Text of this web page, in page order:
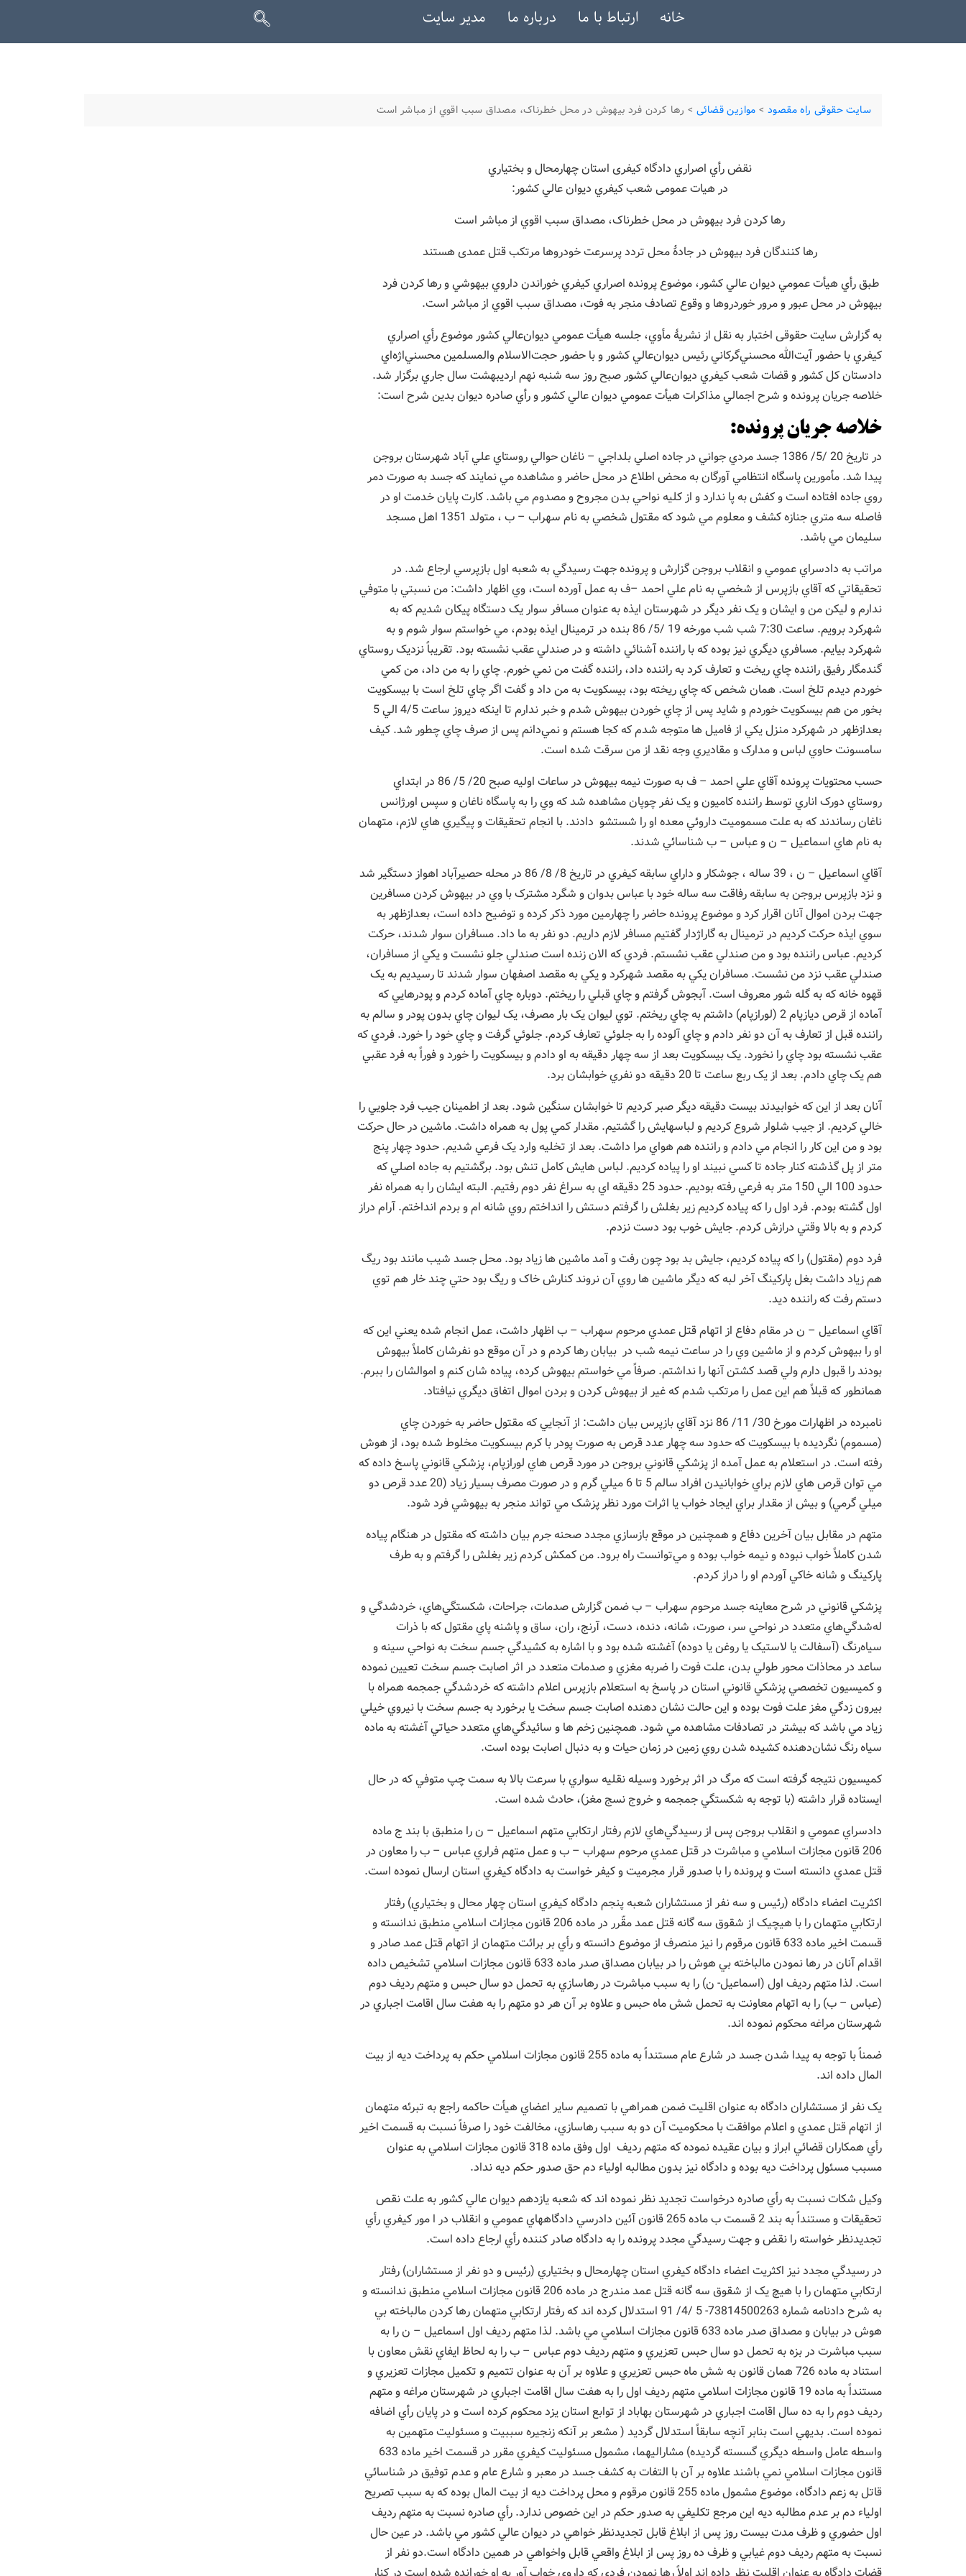
خانه ارتباط با ما درباره ما مدیر سایت
سایت حقوقی راه مقصود > موازین قضائی > رها کردن فرد بيهوش در محل خطرناک، مصداق سبب اقوي از مباشر است
نقض رأي اصراري دادگاه کیفری استان چهارمحال و بختياري
در هیات عمومی شعب کيفري ديوان عالي کشور:
رها کردن فرد بيهوش در محل خطرناک، مصداق سبب اقوي از مباشر است
رها کنندگان فرد بیهوش در جادۀ محل تردد پرسرعت خودروها مرتکب قتل عمدی هستند
طبق رأي هيأت عمومي ديوان عالي کشور، موضوع پرونده اصراري کيفري خوراندن داروي بيهوشي و رها کردن فرد
بيهوش در محل عبور و مرور خوردروها و وقوع تصادف منجر به فوت، مصداق سبب اقوي از مباشر است.
به گزارش سایت حقوقی اختبار به نقل از نشریۀ مأوي، جلسه هيأت عمومي ديوان‌عالي کشور موضوع رأي اصراري
کيفري با حضور آيت‌الله محسني‌گرکاني رئيس ديوان‌عالي کشور و با حضور حجت‌الاسلام‌ و‌المسلمين محسني‌اژه‌اي
دادستان کل کشور و قضات شعب کيفري ديوان‌عالي کشور صبح روز سه شنبه نهم ارديبهشت سال جاري برگزار شد.
خلاصه جريان پرونده و شرح اجمالي مذاکرات هيأت عمومي ديوان عالي کشور و رأي صادره ديوان بدين شرح است:
خلاصه جريان پرونده:
در تاريخ 20 /5/ 1386 جسد مردي جواني در جاده اصلي بلداجي – ناغان حوالي روستاي علي آباد شهرستان بروجن
پيدا شد. مأمورين پاسگاه انتظامي آورگان به محض اطلاع در محل حاضر و مشاهده مي نمايند که جسد به صورت دمر
روي جاده افتاده است و کفش به پا ندارد و از کليه نواحي بدن مجروح و مصدوم مي باشد. کارت پايان خدمت او در
فاصله سه متري جنازه کشف و معلوم مي شود که مقتول شخصي به نام سهراب – ب ، متولد 1351 اهل مسجد
سليمان مي باشد.
مراتب به دادسراي عمومي و انقلاب بروجن گزارش و پرونده جهت رسيدگي به شعبه اول بازپرسي ارجاع شد. در
تحقيقاتي که آقاي بازپرس از شخصي به نام علي احمد –ف به عمل آورده است، وي اظهار داشت: من نسبتي با متوفي
ندارم و ليکن من و ايشان و يک نفر ديگر در شهرستان ايذه به عنوان مسافر سوار يک دستگاه پيکان شديم که به
شهرکرد برويم. ساعت 7:30 شب شب مورخه 19 /5/ 86 بنده در ترمينال ايذه بودم، مي خواستم سوار شوم و به
شهرکرد بيايم. مسافري ديگري نيز بوده که با راننده آشنائي داشته و در صندلي عقب نشسته بود. تقريباً نزديک روستاي
گندمگار رفيق راننده چاي ريخت و تعارف کرد به راننده داد، راننده گفت من نمي خورم. چاي را به من داد، من کمي
خوردم ديدم تلخ است. همان شخص که چاي ريخته بود، بيسکويت به من داد و گفت اگر چاي تلخ است با بيسکويت
بخور من هم بيسکويت خوردم و شايد پس از چاي خوردن بيهوش شدم و خبر ندارم تا اينکه ديروز ساعت 4/5 الي 5
بعدازظهر در شهرکرد منزل يکي از فاميل ها متوجه شدم که کجا هستم و نمي‌دانم پس از صرف چاي چطور شد. کيف
سامسونت حاوي لباس و مدارک و مقاديري وجه نقد از من سرقت شده است.
حسب محتويات پرونده آقاي علي احمد – ف به صورت نيمه بيهوش در ساعات اوليه صبح 20/ 5/ 86 در ابتداي
روستاي دورک اناري توسط راننده کاميون و يک نفر چوپان مشاهده شد که وي را به پاسگاه ناغان و سپس اورژانس
ناغان رساندند که به علت مسموميت داروئي معده او را شستشو دادند. با انجام تحقيقات و پيگيري هاي لازم، متهمان
به نام هاي اسماعيل – ن و عباس – ب شناسائي شدند.
آقاي اسماعيل – ن ، 39 ساله ، جوشکار و داراي سابقه کيفري در تاريخ 8/ 8/ 86 در محله حصيرآباد اهواز دستگير شد
و نزد بازپرس بروجن به سابقه رفاقت سه ساله خود با عباس بدوان و شگرد مشترک با وي در بيهوش کردن مسافرين
جهت بردن اموال آنان اقرار کرد و موضوع پرونده حاضر را چهارمين مورد ذکر کرده و توضيح داده است، بعدازظهر به
سوي ايذه حرکت کرديم در ترمينال به گاراژدار گفتيم مسافر لازم داريم. دو نفر به ما داد. مسافران سوار شدند، حرکت
کرديم. عباس راننده بود و من صندلي عقب نشستم. فردي که الان زنده است صندلي جلو نشست و يکي از مسافران،
صندلي عقب نزد من نشست. مسافران يکي به مقصد شهرکرد و يکي به مقصد اصفهان سوار شدند تا رسيديم به يک
قهوه خانه که به گله شور معروف است. آبجوش گرفتم و چاي قبلي را ريختم. دوباره چاي آماده کردم و پودرهايي که
آماده از قرص ديازپام 2 (لورازپام) داشتم به چاي ريختم. توي ليوان يک بار مصرف، يک ليوان چاي بدون پودر و سالم به
راننده قبل از تعارف به آن دو نفر دادم و چاي آلوده را به جلوئي تعارف کردم. جلوئي گرفت و چاي خود را خورد. فردي که
عقب نشسته بود چاي را نخورد. يک بيسکويت بعد از سه چهار دقيقه به او دادم و بيسکويت را خورد و فوراً به فرد عقبي
هم يک چاي دادم. بعد از يک ربع ساعت تا 20 دقيقه دو نفري خوابشان برد.
آنان بعد از اين که خوابيدند بيست دقيقه ديگر صبر کرديم تا خوابشان سنگين شود. بعد از اطمينان جيب فرد جلويي را
خالي کرديم. از جيب شلوار شروع کرديم و لباسهايش را گشتيم. مقدار کمي پول به همراه داشت. ماشين در حال حرکت
بود و من اين کار را انجام مي دادم و راننده هم هواي مرا داشت. بعد از تخليه وارد يک فرعي شديم. حدود چهار پنج
متر از پل گذشته کنار جاده تا کسي نبيند او را پياده کرديم. لباس هايش کامل تنش بود. برگشتيم به جاده اصلي که
حدود 100 الي 150 متر به فرعي رفته بوديم. حدود 25 دقيقه اي به سراغ نفر دوم رفتيم. البته ايشان را به همراه نفر
اول گشته بودم. فرد اول را که پياده کرديم زير بغلش را گرفتم دستش را انداختم روي شانه ام و بردم انداختم. آرام دراز
کردم و به بالا وقتي درازش کردم. جايش خوب بود دست نزدم.
فرد دوم (مقتول) را که پياده کرديم، جايش بد بود چون رفت و آمد ماشين ها زياد بود. محل جسد شيب مانند بود ريگ
هم زياد داشت بغل پارکينگ آخر لبه که ديگر ماشين ها روي آن نروند کنارش خاک و ريگ بود حتي چند خار هم توي
دستم رفت که راننده ديد.
آقاي اسماعيل – ن در مقام دفاع از اتهام قتل عمدي مرحوم سهراب – ب اظهار داشت، عمل انجام شده يعني اين که
او را بيهوش کردم و از ماشين وي را در ساعت نيمه شب در بيابان رها کردم و در آن موقع دو نفرشان کاملاً بيهوش
بودند را قبول دارم ولي قصد کشتن آنها را نداشتم. صرفاً مي خواستم بيهوش کرده، پياده شان کنم و اموالشان را ببرم.
همانطور که قبلاً هم اين عمل را مرتکب شدم که غير از بيهوش کردن و بردن اموال اتفاق ديگري نيافتاد.
نامبرده در اظهارات مورخ 30/ 11/ 86 نزد آقاي بازپرس بيان داشت: از آنجايي که مقتول حاضر به خوردن چاي
(مسموم) نگرديده با بيسکويت که حدود سه چهار عدد قرص به صورت پودر با کرم بيسکويت مخلوط شده بود، از هوش
رفته است. در استعلام به عمل آمده از پزشکي قانوني بروجن در مورد قرص هاي لورازپام، پزشکي قانوني پاسخ داده که
مي توان قرص هاي لازم براي خوابانيدن افراد سالم 5 تا 6 ميلي گرم و در صورت مصرف بسيار زياد (20 عدد قرص دو
ميلي گرمي) و بيش از مقدار براي ايجاد خواب يا اثرات مورد نظر پزشک مي تواند منجر به بيهوشي فرد شود.
متهم در مقابل بيان آخرين دفاع و همچنين در موقع بازسازي مجدد صحنه جرم بيان داشته که مقتول در هنگام پياده
شدن کاملاً خواب نبوده و نيمه خواب بوده و مي‌توانست راه برود. من کمکش کردم زير بغلش را گرفتم و به طرف
پارکينگ و شانه خاکي آوردم او را دراز کردم.
پزشکي قانوني در شرح معاينه جسد مرحوم سهراب – ب ضمن گزارش صدمات، جراحات، شکستگي‌هاي، خردشدگي و
له‌شدگي‌هاي متعدد در نواحي سر، صورت، شانه، دنده، دست، آرنج، ران، ساق و پاشنه پاي مقتول که با ذرات
سياه‌رنگ (آسفالت يا لاستيک يا روغن يا دوده) آغشته شده بود و با اشاره به کشيدگي جسم سخت به نواحي سينه و
ساعد در محاذات محور طولي بدن، علت فوت را ضربه مغزي و صدمات متعدد در اثر اصابت جسم سخت تعيين نموده
و کميسيون تخصصي پزشکي قانوني استان در پاسخ به استعلام بازپرس اعلام داشته که خردشدگي جمجمه همراه با
بيرون زدگي مغز علت فوت بوده و اين حالت نشان دهنده اصابت جسم سخت يا برخورد به جسم سخت با نيروي خيلي
زياد مي باشد که بيشتر در تصادفات مشاهده مي شود. همچنين زخم ها و سائيدگي‌هاي متعدد حياتي آغشته به ماده
سياه رنگ نشان‌دهنده کشيده شدن روي زمين در زمان حيات و به دنبال اصابت بوده است.
کميسيون نتيجه گرفته است که مرگ در اثر برخورد وسيله نقليه سواري با سرعت بالا به سمت چپ متوفي که در حال
ايستاده قرار داشته (با توجه به شکستگي جمجمه و خروج نسج مغز)، حادث شده است.
دادسراي عمومي و انقلاب بروجن پس از رسيدگي‌هاي لازم رفتار ارتکابي متهم اسماعيل – ن را منطبق با بند ج ماده
206 قانون مجازات اسلامي و مباشرت در قتل عمدي مرحوم سهراب – ب و عمل متهم فراري عباس – ب را معاون در
قتل عمدي دانسته است و پرونده را با صدور قرار مجرميت و کيفر خواست به دادگاه کيفري استان ارسال نموده است.
اکثريت اعضاء دادگاه (رئيس و سه نفر از مستشاران شعبه پنجم دادگاه کيفري استان چهار محال و بختياري) رفتار
ارتکابي متهمان را با هيچيک از شقوق سه گانه قتل عمد مقّرر در ماده 206 قانون مجازات اسلامي منطبق ندانسته و
قسمت اخير ماده 633 قانون مرقوم را نيز منصرف از موضوع دانسته و رأي بر برائت متهمان از اتهام قتل عمد صادر و
اقدام آنان در رها نمودن مالباخته بي هوش را در بيابان مصداق صدر ماده 633 قانون مجازات اسلامي تشخيص داده
است. لذا متهم رديف اول (اسماعيل- ن) را به سبب مباشرت در رهاسازي به تحمل دو سال حبس و متهم رديف دوم
(عباس – ب) را به اتهام معاونت به تحمل شش ماه حبس و علاوه بر آن هر دو متهم را به هفت سال اقامت اجباري در
شهرستان مراغه محکوم نموده اند.
ضمناً با توجه به پيدا شدن جسد در شارع عام مستنداً به ماده 255 قانون مجازات اسلامي حکم به پرداخت ديه از بيت
المال داده اند.
يک نفر از مستشاران دادگاه به عنوان اقليت ضمن همراهي با تصميم ساير اعضاي هيأت حاکمه راجع به تبرئه متهمان
از اتهام قتل عمدي و اعلام موافقت با محکوميت آن دو به سبب رهاسازي، مخالفت خود را صرفاً نسبت به قسمت اخير
رأي همکاران قضائي ابراز و بيان عقيده نموده که متهم رديف اول وفق ماده 318 قانون مجازات اسلامي به عنوان
مسبب مسئول پرداخت ديه بوده و دادگاه نيز بدون مطالبه اولياء دم حق صدور حکم ديه نداد.
وکيل شکات نسبت به رأي صادره درخواست تجديد نظر نموده اند که شعبه يازدهم ديوان عالي کشور به علت نقص
تحقيقات و مستنداً به بند 2 قسمت ب ماده 265 قانون آئين دادرسي دادگاههاي عمومي و انقلاب در ا مور کيفري رأي
تجديدنظر خواسته را نقض و جهت رسيدگي مجدد پرونده را به دادگاه صادر کننده رأي ارجاع داده است.
در رسيدگي مجدد نيز اکثريت اعضاء دادگاه کيفري استان چهارمحال و بختياري (رئيس و دو نفر از مستشاران) رفتار
ارتکابي متهمان را با هيچ يک از شقوق سه گانه قتل عمد مندرج در ماده 206 قانون مجازات اسلامي منطبق ندانسته و
به شرح دادنامه شماره 73814500263- 5 /4/ 91 استدلال کرده اند که رفتار ارتکابي متهمان رها کردن مالباخته بي
هوش در بيابان و مصداق صدر ماده 633 قانون مجازات اسلامي مي باشد. لذا متهم رديف اول اسماعيل – ن را به
سبب مباشرت در بزه به تحمل دو سال حبس تعزيري و متهم رديف دوم عباس – ب را به لحاظ ايفاي نقش معاون با
استناد به ماده 726 همان قانون به شش ماه حبس تعزيري و علاوه بر آن به عنوان تتميم و تکميل مجازات تعزيري و
مستنداً به ماده 19 قانون مجازات اسلامي متهم رديف اول را به هفت سال اقامت اجباري در شهرستان مراغه و متهم
رديف دوم را به ده سال اقامت اجباري در شهرستان بهاباد از توابع استان يزد محکوم کرده است و در پايان رأي اضافه
نموده است. بديهي است بنابر آنچه سابقاً استدلال گرديد ( مشعر بر آنکه زنجيره سببيت و مسئوليت متهمين به
واسطه عامل واسطه ديگري گسسته گرديده) مشاراليهما، مشمول مسئوليت کيفري مقرر در قسمت اخير ماده 633
قانون مجازات اسلامي نمي باشند علاوه بر آن با التفات به کشف جسد در معبر و شارع عام و عدم توفيق در شناسائي
قاتل به زعم دادگاه، موضوع مشمول ماده 255 قانون مرقوم و محل پرداخت ديه از بيت المال بوده که به سبب تصريح
اولياء دم بر عدم مطالبه ديه اين مرجع تکليفي به صدور حکم در اين خصوص ندارد. رأي صادره نسبت به متهم رديف
اول حضوري و ظرف مدت بيست روز پس از ابلاغ قابل تجديدنظر خواهي در ديوان عالي کشور مي باشد. در عين حال
نسبت به متهم رديف دوم غيابي و ظرف ده روز پس از ابلاغ واقعي قابل واخواهي در همين دادگاه است.دو نفر از